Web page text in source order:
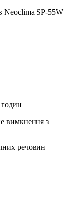
Neoclima SP-55W
годин
вимкнення з
речовин